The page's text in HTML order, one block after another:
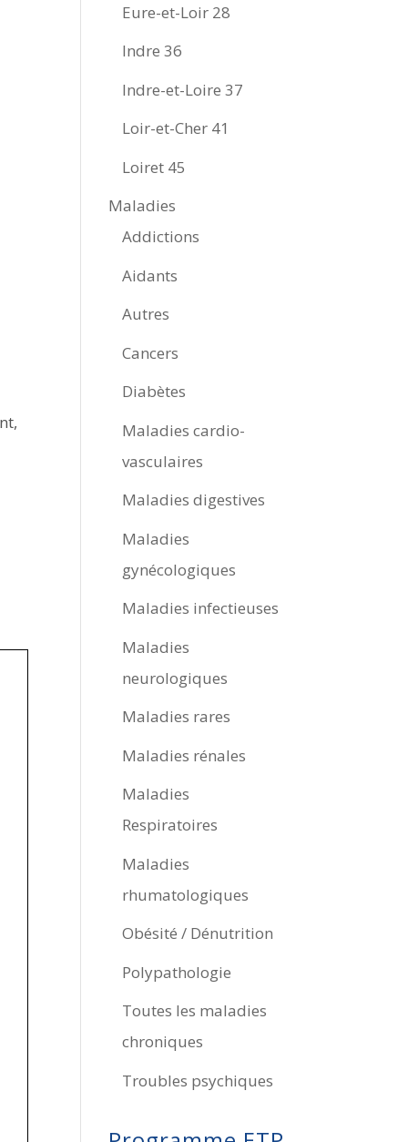
Eure-et-Loir 28
Indre 36
Indre-et-Loire 37
Loir-et-Cher 41
Loiret 45
Maladies
Addictions
Aidants
Autres
Cancers
Diabètes
Maladies cardio-
vasculaires
Maladies digestives
Maladies
gynécologiques
Maladies infectieuses
Maladies
neurologiques
Maladies rares
Maladies rénales
Maladies
Respiratoires
Maladies
rhumatologiques
Obésité / Dénutrition
Polypathologie
Toutes les maladies
chroniques
Troubles psychiques